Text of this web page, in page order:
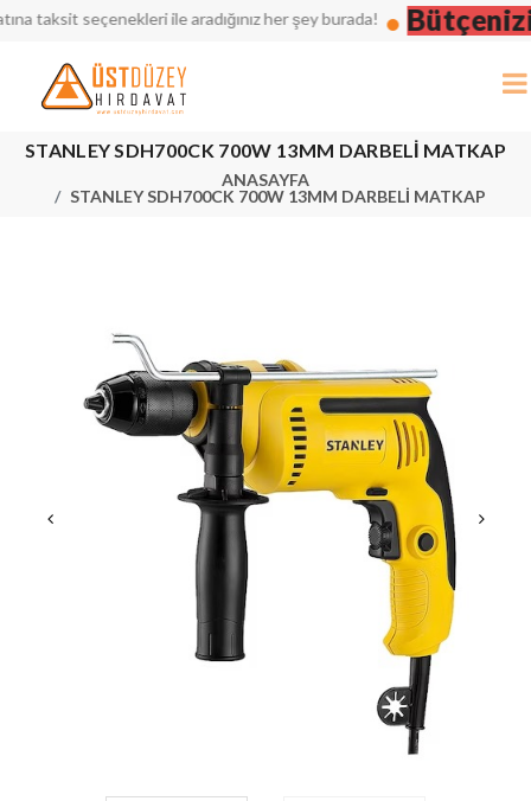
seçenekleri ile aradığınız her şey burada! Bütçenizi
STANLEY SDH700CK 700W 13MM DARBELİ MATKAP
ANASAYFA
STANLEY SDH700CK 700W 13MM DARBELİ MATKAP